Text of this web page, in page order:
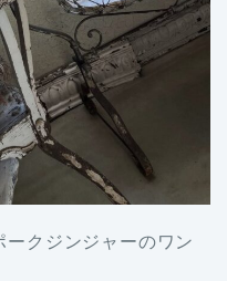
クジンジャーのワン